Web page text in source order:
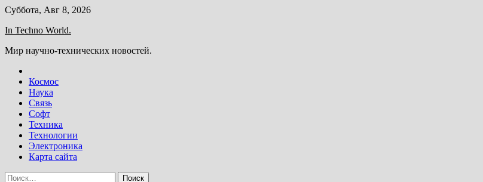
Skip
content
Суббота, Авг 8, 2026
In Techno World.
Мир научно-технических новостей.
Космос
Наука
Связь
Софт
Техника
Технологии
Электроника
Карта сайта
Найти: